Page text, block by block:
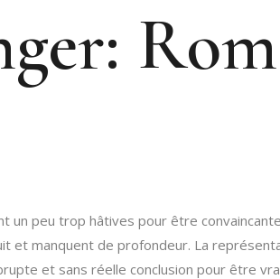
un peu trop hâtives pour être
et manquent de profondeur. La
et sans réelle conclusion pour être